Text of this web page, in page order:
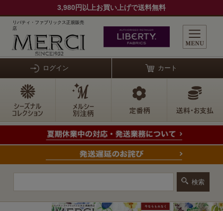
3,980円以上お買い上げで送料無料
リバティ・ファブリックス正規販売
店
ログイン カート